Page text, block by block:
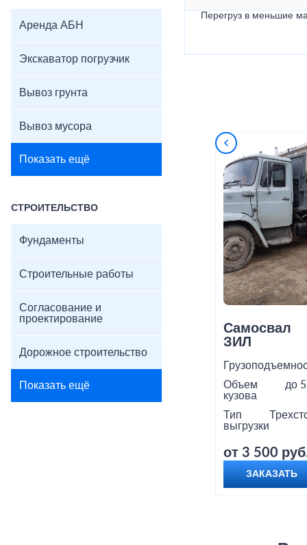
Аренда АБН
Экскаватор погрузчик
Вывоз грунта
Вывоз мусора
Показать ещё
СТРОИТЕЛЬСТВО
Фундаменты
Строительные работы
Согласование и
проектирование
Дорожное строительство
Показать ещё
Перегруз в меньшие
Самосвал
ЗИЛ
Объем
кузова
до
Тип
выгрузки
от 3 500
ЗАКАЗАТЬ